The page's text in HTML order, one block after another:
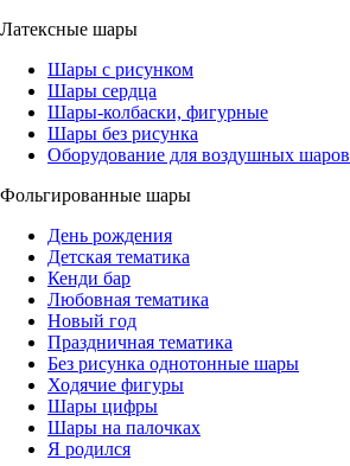
Латексные шары
Шары с рисунком
Шары сердца
Шары-колбаски, фигурные
Шары без рисунка
Оборудование для воздушных шаров
Фольгированные шары
День рождения
Детская тематика
Кенди бар
Любовная тематика
Новый год
Праздничная тематика
Без рисунка однотонные шары
Ходячие фигуры
Шары цифры
Шары на палочках
Я родился